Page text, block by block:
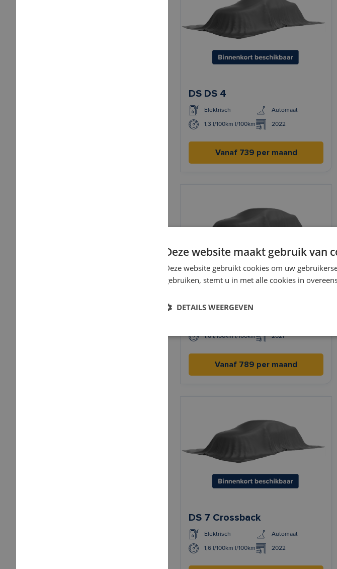
DS DS 4
Elektrisch Automaat
1,3 l/100km l/100km 2022
Vanaf 739 per maand
DS 7 Crossback
1,6 l/100km l/100km 2021
Vanaf 789 per maand
DS 7 Crossback
Elektrisch Automaat
1,6 l/100km l/100km 2022
Deze website maakt gebruik van
Deze website gebruikt cookies om uw
gebruiken, stemt u in met alle cookies in
DETAILS WEERGEVEN